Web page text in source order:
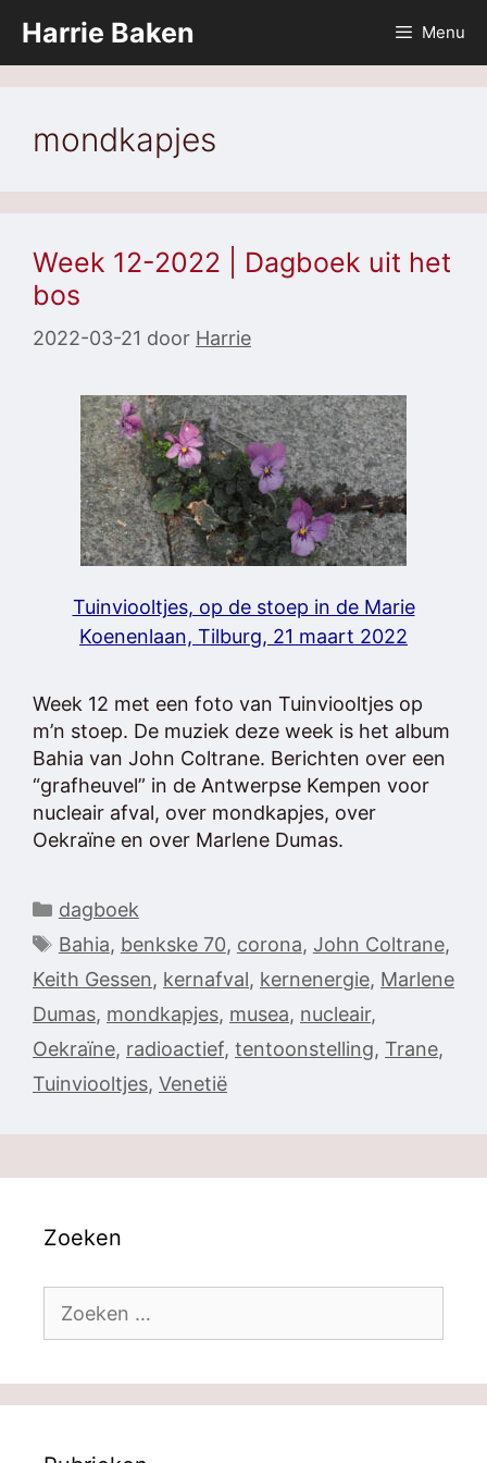
naar
de
Harrie Baken Menu
mondkapjes
Week 12-2022 | Dagboek uit het
bos
2022-03-21 door Harrie
Tuinviooltjes, op de stoep in de Marie
Koenenlaan, Tilburg, 21 maart 2022
Week 12 met een foto van Tuinviooltjes op
m’n stoep. De muziek deze week is het album
Bahia van John Coltrane. Berichten over een
“grafheuvel” in de Antwerpse Kempen voor
nucleair afval, over mondkapjes, over
Oekraïne en over Marlene Dumas.
Categorieën
dagboek
Tags
Bahia, benkske 70, corona, John Coltrane,
Keith Gessen, kernafval, kernenergie, Marlene
Dumas, mondkapjes, musea, nucleair,
Oekraïne, radioactief, tentoonstelling, Trane,
Tuinviooltjes, Venetië
Zoeken
naar: